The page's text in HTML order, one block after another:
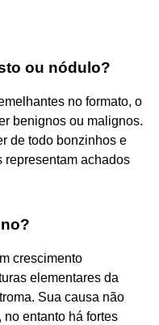
ou nódulo?
no formato, o
benignos ou malignos.
de todo bonzinhos e
representam achados
crescimento
elementares da
Sua causa não
entanto há fortes